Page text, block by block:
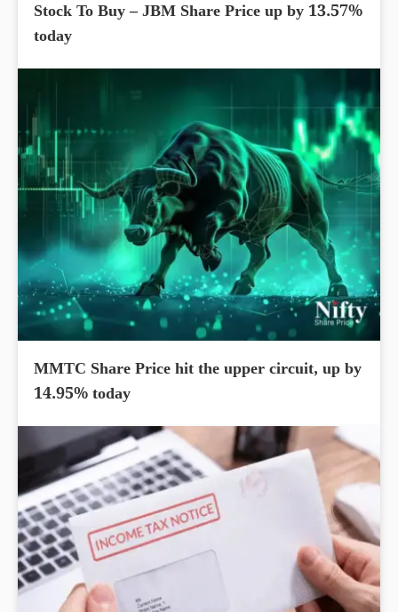
Stock To Buy – JBM Share Price up by 13.57%
today
MMTC Share Price hit the upper circuit, up by
14.95% today